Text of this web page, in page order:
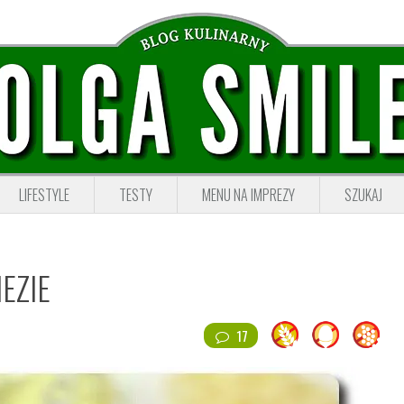
LIFESTYLE TESTY MENU NA IMPREZY SZUKAJ
17